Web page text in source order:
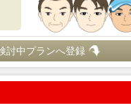
討中プランへ登録